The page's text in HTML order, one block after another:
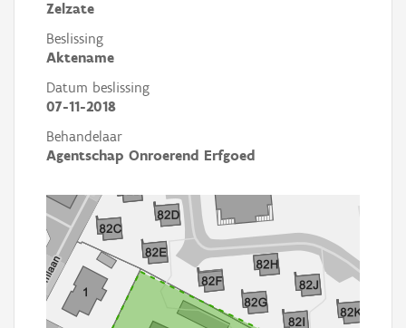
Zelzate
Beslissing
Aktename
Datum beslissing
07-11-2018
Behandelaar
Agentschap Onroerend Erfgoed